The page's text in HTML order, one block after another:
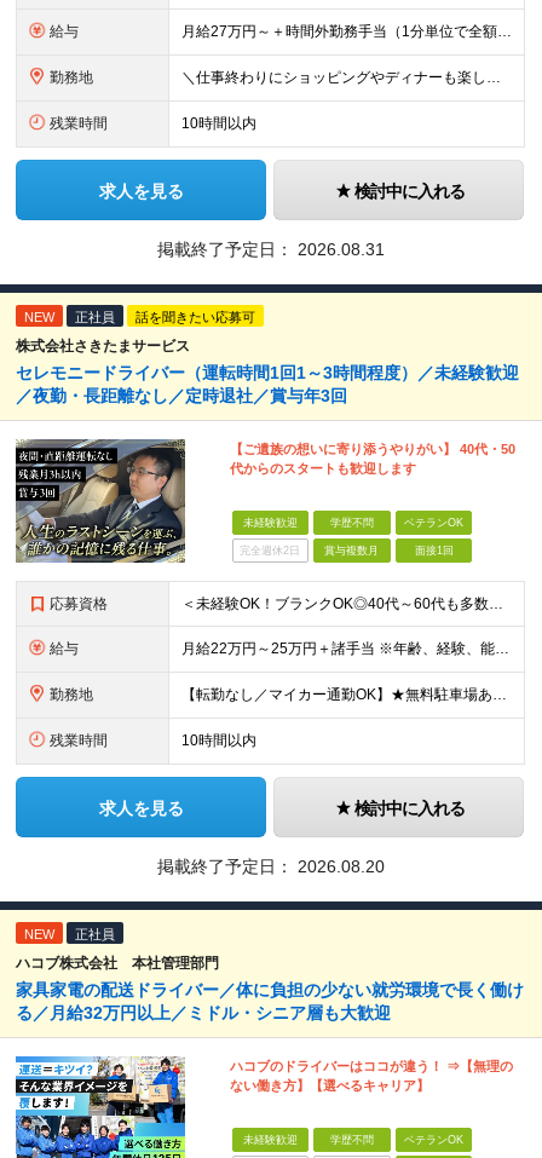
給与 月給27万円～＋時間外勤務手当（1分単位で全額支給） ※経験・スキル・知識を考慮して決定します ※残業代は別途全額支給します ※試用期間3ヶ月あり。期間中の給与・待遇の差異はありません
勤務地 ＼仕事終わりにショッピングやディナーも楽しめる◎／ ◆六本木勤務！駅チカの通勤便利な勤務地です♪ ◆転勤なし 【本社】 東京都港区六本木5-18-3 【東京ベイサイド】 東京都江東区辰巳2-4-1
残業時間 10時間以内
求人を見る 検討中に入れる
掲載終了予定日： 2026.08.31
NEW 正社員 話を聞きたい応募可
株式会社さきたまサービス
セレモニードライバー（運転時間1回1～3時間程度）／未経験歓迎
／夜勤・長距離なし／定時退社／賞与年3回
【ご遺族の想いに寄り添うやりがい】 40代・50
代からのスタートも歓迎します
未経験歓迎 学歴不問 ベテランOK
完全週休2日 賞与複数月 面接1回
応募資格 ＜未経験OK！ブランクOK◎40代～60代も多数活躍中！＞ ◆普通自動車運転免許（AT限定可） ◆学歴不問 ＜こんな方をお待ちしています！＞ ◇運転が好きで、安全運転を心がけられる方 ◇ご遺族や関係
給与 月給22万円～25万円＋諸手当 ※年齢、経験、能力を考慮の上、優遇します。 ※待遇条件の詳細については、面接などでご相談ください。
勤務地 【転勤なし／マイカー通勤OK】★無料駐車場あり 埼玉県志木市上宗岡3-5-5
残業時間 10時間以内
求人を見る 検討中に入れる
掲載終了予定日： 2026.08.20
NEW 正社員
ハコブ株式会社 本社管理部門
家具家電の配送ドライバー／体に負担の少ない就労環境で長く働け
る／月給32万円以上／ミドル・シニア層も大歓迎
ハコブのドライバーはココが違う！ ⇒【無理の
ない働き方】【選べるキャリア】
未経験歓迎 学歴不問 ベテランOK